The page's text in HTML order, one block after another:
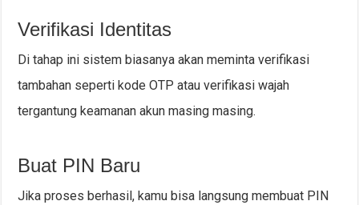
Verifikasi Identitas
Di tahap ini sistem biasanya akan meminta verifikasi
tambahan seperti kode OTP atau verifikasi wajah
tergantung keamanan akun masing masing.
Buat PIN Baru
Jika proses berhasil, kamu bisa langsung membuat PIN